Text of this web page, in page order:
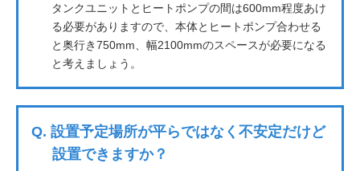
タンクユニットとヒートポンプの間は600mm程度あけ
る必要がありますので、本体とヒートポンプ合わせる
と奥行き750mm、幅2100mmのスペースが必要になる
と考えましょう。
Q. 設置予定場所が平らではなく不安定だけど
設置できますか？